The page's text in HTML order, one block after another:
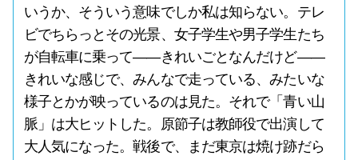
いうか、そういう意味でしか私は知らない。テレ
ビでちらっとその光景、女子学生や男子学生たち
が自転車に乗って――きれいごとなんだけど――
きれいな感じで、みんなで走っている、みたいな
様子とかが映っているのは見た。それで「青い山
脈」は大ヒットした。原節子は教師役で出演して
大人気になった。戦後で、まだ東京は焼け跡だら